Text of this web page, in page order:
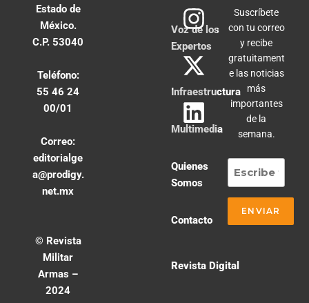
Estado de
México.
C.P. 53040
Teléfono:
55 46 24
00/01
Correo:
editorialge
a@prodigy.
net.mx
© Revista
Militar
Armas –
2024
Voz de los
Expertos
Infraestructura
Multimedia
Quienes
Somos
Contacto
Revista Digital
Suscríbete
con tu correo
y recibe
gratuitament
e las noticias
más
importantes
de la
semana.